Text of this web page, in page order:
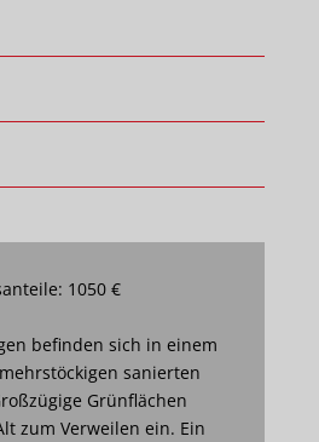
1050 €
befinden sich in einem
sanierten
Grünflächen
zum Verweilen ein. Ein